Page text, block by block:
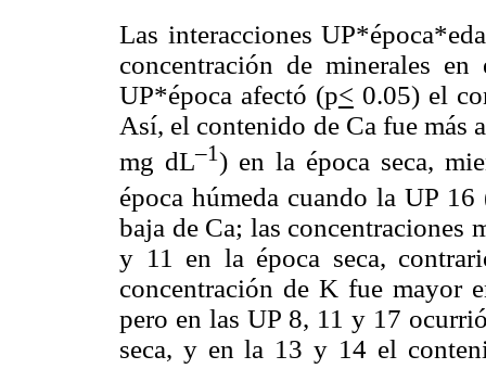
Las interacciones
concentración de minerales
UP*época afectó (p< 0.05) el
Así, el contenido de Ca fue más
mg dL–1) en la época seca,
época húmeda cuando la UP
baja de Ca; las concentraciones
y 11 en la época seca,
concentración de K fue mayor
pero en las UP 8, 11 y 17
seca, y en la 13 y 14 el